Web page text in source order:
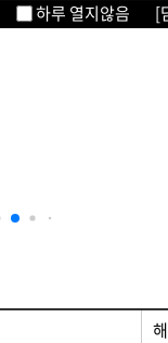
대량주문문의
하루 열지않음 [